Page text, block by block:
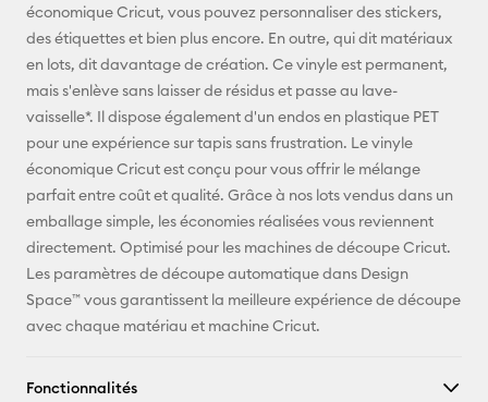
Pinterest
Facebook
économique Cricut, vous pouvez personnaliser des stickers,
des étiquettes et bien plus encore. En outre, qui dit matériaux
en lots, dit davantage de création. Ce vinyle est permanent,
mais s'enlève sans laisser de résidus et passe au lave-
vaisselle*. Il dispose également d'un endos en plastique PET
pour une expérience sur tapis sans frustration. Le vinyle
économique Cricut est conçu pour vous offrir le mélange
parfait entre coût et qualité. Grâce à nos lots vendus dans un
emballage simple, les économies réalisées vous reviennent
directement. Optimisé pour les machines de découpe Cricut.
Les paramètres de découpe automatique dans Design
Space™ vous garantissent la meilleure expérience de découpe
avec chaque matériau et machine Cricut.
Fonctionnalités